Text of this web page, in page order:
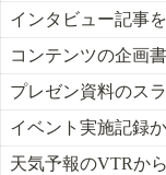
インタビュー記事
コンテンツの企画
プレゼン資料のス
イベント実施記録
天気予報のVTRか